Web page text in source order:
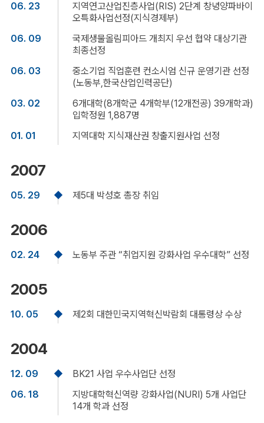
06. 23
지역연고산업진층사업(RIS) 2단계 창녕양파바이
오특화사업선정(지식경제부)
06. 09
국제생물올림피아드 개최지 우선 협약 대상기관
최종선정
06. 03
중소기업 직업훈련 컨소시엄 신규 운영기관 선정
(노동부,한국산업인력공단)
03. 02
6개대학(8개학군 4개학부(12개전공) 39개학과)
입학정원 1,887명
01. 01
지역대학 지식재산권 창출지원사업 선정
2007
05. 29 제5대 박성호 총장 취임
2006
02. 24 노동부 주관 “취업지원 강화사업 우수대학” 선정
2005
10. 05 제2회 대한민국지역혁신박람회 대통령상 수상
2004
12. 09
BK21 사업 우수사업단 선정
06. 18
지방대학혁신역량 강화사업(NURI) 5개 사업단
14개 학과 선정